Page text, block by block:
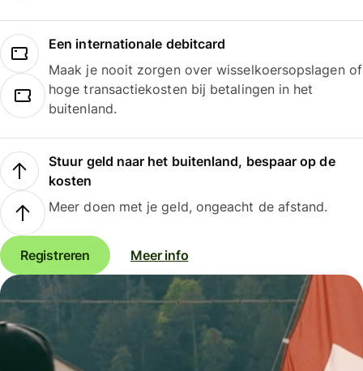
Een internationale debitcard
Maak je nooit zorgen over wisselkoersopslagen of
hoge transactiekosten bij betalingen in het
buitenland.
Stuur geld naar het buitenland, bespaar op de
kosten
Meer doen met je geld, ongeacht de afstand.
Registreren Meer info